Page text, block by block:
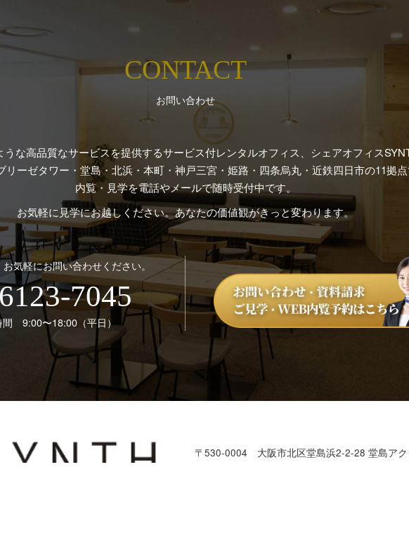
CONTACT
お問い合わせ
うな高品質なサービスを提供するサービス付レンタルオフィス、シェアオフィス
リーゼタワー・堂島・北浜・本町・神戸三宮・姫路・四条烏丸・近鉄四日市の11拠点
内覧・見学を電話やメールで随時受付中です。
お気軽に見学にお越しください。あなたの価値観がきっと変わります。
お気軽にお問い合わせください。
7045
間 9:00〜18:00（平日）
〒530-0004 大阪市北区堂島浜2-2-28 堂島ア